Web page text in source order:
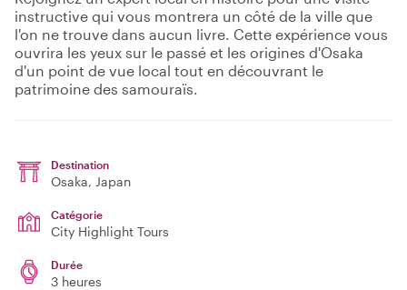
instructive qui vous montrera un côté de la ville que
l'on ne trouve dans aucun livre. Cette expérience vous
ouvrira les yeux sur le passé et les origines d'Osaka
d'un point de vue local tout en découvrant le
patrimoine des samouraïs.
Destination
Osaka, Japan
Catégorie
City Highlight Tours
Durée
3 heures